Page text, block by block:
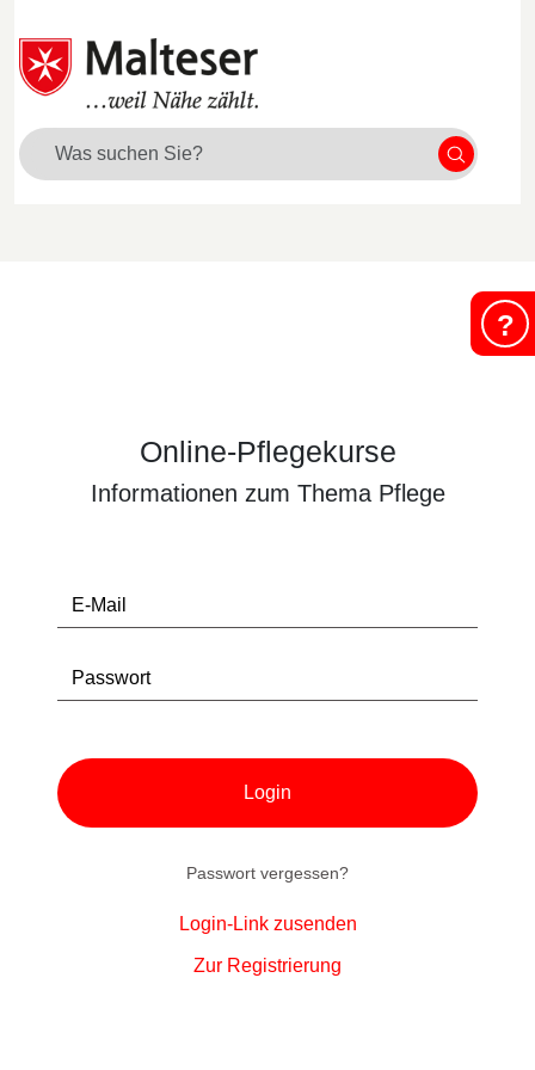
Online-Pflegekurse
Informationen zum Thema Pflege
Login
Passwort vergessen?
Login-Link zusenden
Zur Registrierung
?